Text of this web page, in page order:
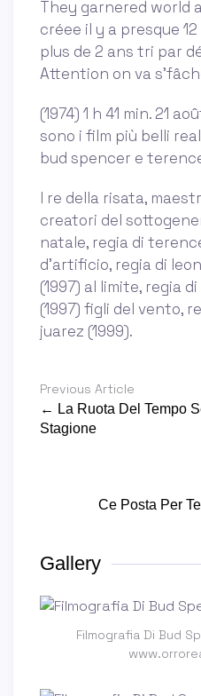
They garnered world
créee il y a presque
plus de 2 ans tri par
Attention on va
(1974) 1 h 41 min. 21
sono i film più belli
bud spencer e
I re della risata,
creatori del
natale, regia di
d'artificio, regia di
(1997) al limite, regia
(1997) figli del vento,
juarez (1999).
Previous Article
← La Ruota Del Tempo
Stagione
Ce Posta Per
Gallery
Filmografia Di Bud